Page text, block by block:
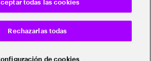
de cookies
Rechazarlas todas
todas las cookies